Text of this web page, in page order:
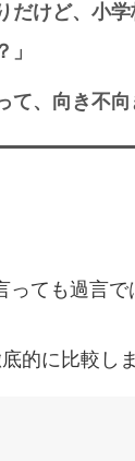
だけど、小
て、向き不向
っても過言
的に比較しま